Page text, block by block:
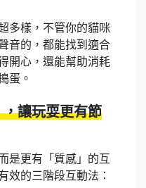
多樣，不管你的貓咪
音的，都能找到適合
開心，還能幫助消耗
蛋。
讓玩耍更有節
是更有「質感」的互
效的三階段互動法：